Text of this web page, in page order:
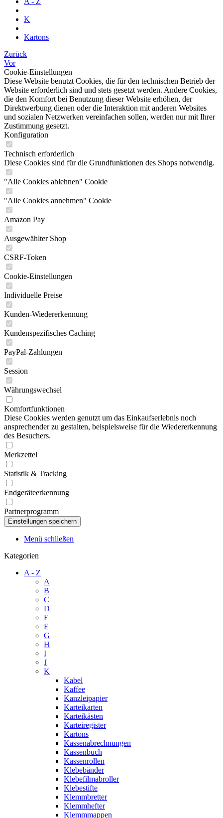
K
Kartons
Zurück
Vor
Cookie-Einstellungen
Diese Website benutzt Cookies, die für den technischen Betrieb der
Website erforderlich sind und stets gesetzt werden. Andere Cookies,
die den Komfort bei Benutzung dieser Website erhöhen, der
Direktwerbung dienen oder die Interaktion mit anderen Websites
und sozialen Netzwerken vereinfachen sollen, werden nur mit Ihrer
Zustimmung gesetzt.
Konfiguration
Technisch erforderlich
Diese Cookies sind für die Grundfunktionen des Shops notwendig.
"Alle Cookies ablehnen" Cookie
"Alle Cookies annehmen" Cookie
Amazon Pay
Ausgewählter Shop
CSRF-Token
Cookie-Einstellungen
Individuelle Preise
Kunden-Wiedererkennung
Kundenspezifisches Caching
PayPal-Zahlungen
Session
Währungswechsel
Komfortfunktionen
Diese Cookies werden genutzt um das Einkaufserlebnis noch
ansprechender zu gestalten, beispielsweise für die Wiedererkennung
des Besuchers.
Merkzettel
Statistik & Tracking
Endgeräteerkennung
Partnerprogramm
Menü schließen
Kategorien
A - Z
A
B
C
D
E
F
G
H
I
J
K
Kabel
Kaffee
Kanzleipapier
Karteikarten
Karteikästen
Karteiregister
Kartons
Kassenabrechnungen
Kassenbuch
Kassenrollen
Klebebänder
Klebefilmabroller
Klebestifte
Klemmbretter
Klemmhefter
Klemmmappen